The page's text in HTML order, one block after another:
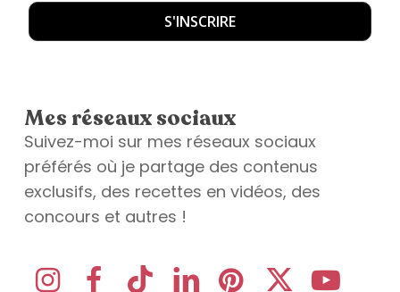
Mes réseaux sociaux
Suivez-moi sur mes réseaux sociaux
préférés où je partage des contenus
exclusifs, des recettes en vidéos, des
concours et autres !